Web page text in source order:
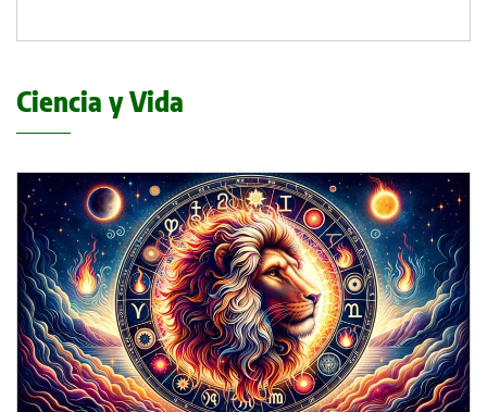
Ciencia y Vida